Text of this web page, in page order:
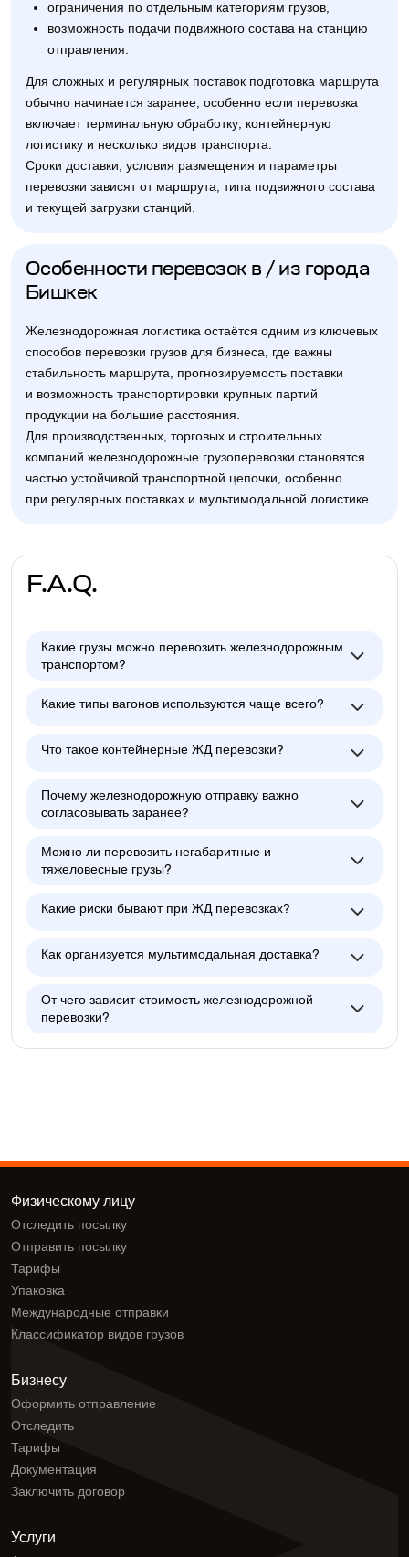
ограничения по отдельным категориям грузов;
возможность подачи подвижного состава на станцию
отправления.
Для сложных и регулярных поставок подготовка маршрута
обычно начинается заранее, особенно если перевозка
включает терминальную обработку, контейнерную
логистику и несколько видов транспорта.
Сроки доставки, условия размещения и параметры
перевозки зависят от маршрута, типа подвижного состава
и текущей загрузки станций.
Особенности перевозок в / из города
Бишкек
Железнодорожная логистика остаётся одним из ключевых
способов перевозки грузов для бизнеса, где важны
стабильность маршрута, прогнозируемость поставки
и возможность транспортировки крупных партий
продукции на большие расстояния.
Для производственных, торговых и строительных
компаний железнодорожные грузоперевозки становятся
частью устойчивой транспортной цепочки, особенно
при регулярных поставках и мультимодальной логистике.
F.A.Q.
Какие грузы можно перевозить железнодорожным
транспортом?
Какие типы вагонов используются чаще всего?
Что такое контейнерные ЖД перевозки?
Почему железнодорожную отправку важно
согласовывать заранее?
Можно ли перевозить негабаритные и
тяжеловесные грузы?
Какие риски бывают при ЖД перевозках?
Как организуется мультимодальная доставка?
От чего зависит стоимость железнодорожной
перевозки?
Физическому лицу
Отследить посылку
Отправить посылку
Тарифы
Упаковка
Международные отправки
Классификатор видов грузов
Бизнесу
Оформить отправление
Отследить
Тарифы
Документация
Заключить договор
Услуги